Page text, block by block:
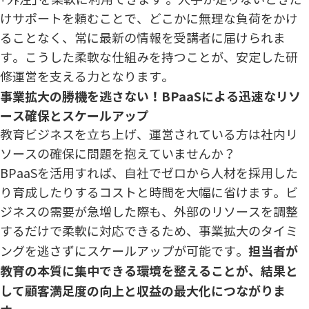
けサポートを頼むことで、どこかに無理な負荷をかけ
ることなく、常に最新の情報を受講者に届けられま
す。こうした柔軟な仕組みを持つことが、安定した研
修運営を支える力となります。
事業拡大の勝機を逃さない！BPaaSによる迅速なリソ
ース確保とスケールアップ
教育ビジネスを立ち上げ、運営されている方は社内リ
ソースの確保に問題を抱えていませんか？
BPaaSを活用すれば、自社でゼロから人材を採用した
り育成したりするコストと時間を大幅に省けます。ビ
ジネスの需要が急増した際も、外部のリソースを調整
するだけで柔軟に対応できるため、事業拡大のタイミ
ングを逃さずにスケールアップが可能です。 担当者が
教育の本質に集中できる環境を整えることが、結果と
して顧客満足度の向上と収益の最大化につながりま